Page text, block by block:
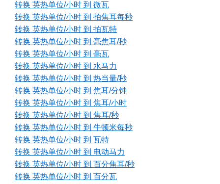
转换 英热单位/小时 到 微瓦
转换 英热单位/小时 到 拍焦耳每秒
转换 英热单位/小时 到 拍瓦特
转换 英热单位/小时 到 毫焦耳/秒
转换 英热单位/小时 到 毫瓦
转换 英热单位/小时 到 水马力
转换 英热单位/小时 到 热当量/秒
转换 英热单位/小时 到 焦耳/分钟
转换 英热单位/小时 到 焦耳/小时
转换 英热单位/小时 到 焦耳/秒
转换 英热单位/小时 到 牛顿米每秒
转换 英热单位/小时 到 瓦特
转换 英热单位/小时 到 电动马力
转换 英热单位/小时 到 百分焦耳/秒
转换 英热单位/小时 到 百分瓦